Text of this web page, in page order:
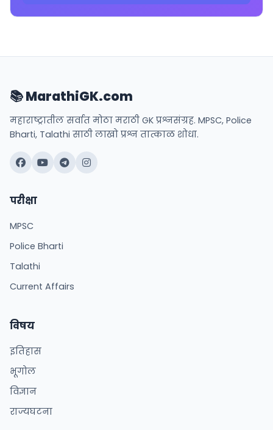
📚 MarathiGK.com
महाराष्ट्रातील सर्वात मोठा मराठी GK प्रश्नसंग्रह. MPSC, Police
Bharti, Talathi साठी लाखो प्रश्न तात्काळ शोधा.
परीक्षा
MPSC
Police Bharti
Talathi
Current Affairs
विषय
इतिहास
भूगोल
विज्ञान
राज्यघटना